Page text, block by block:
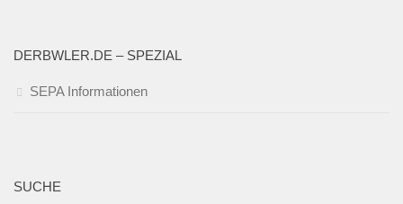
DERBWLER.DE – SPEZIAL
SEPA Informationen
SUCHE